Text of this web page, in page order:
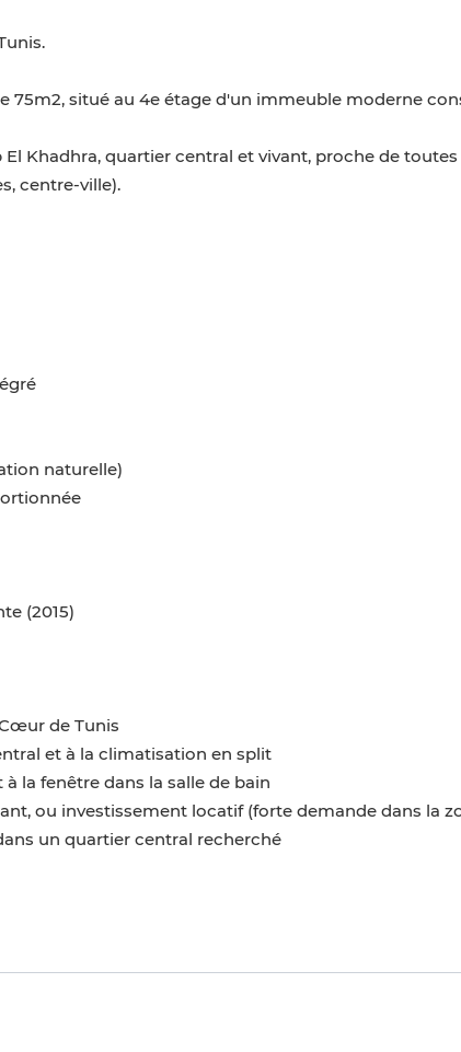
75m2, situé au 4e étage d'un immeuble moderne
Khadhra, quartier central et vivant, proche de
centre-ville).
naturelle)
(2015)
de Tunis
et à la climatisation en split
la fenêtre dans la salle de bain
ou investissement locatif (forte demande dans la
un quartier central recherché